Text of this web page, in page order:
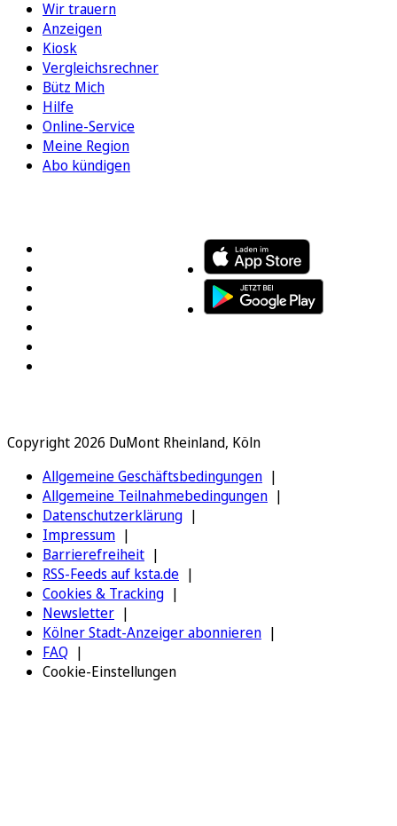
Wir trauern
Anzeigen
Kiosk
Vergleichsrechner
Bütz Mich
Hilfe
Online-Service
Meine Region
Abo kündigen
Copyright 2026 DuMont Rheinland, Köln
Allgemeine Geschäftsbedingungen
Allgemeine Teilnahmebedingungen
Datenschutzerklärung
Impressum
Barrierefreiheit
RSS-Feeds auf ksta.de
Cookies & Tracking
Newsletter
Kölner Stadt-Anzeiger abonnieren
FAQ
Cookie-Einstellungen